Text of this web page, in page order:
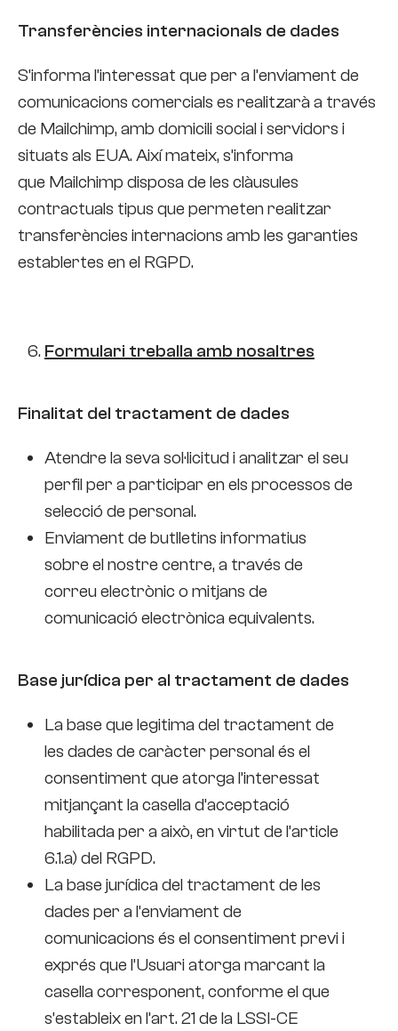
Transferències internacionals de dades
S’informa l’interessat que per a l’enviament de
comunicacions comercials es realitzarà a través
de Mailchimp, amb domicili social i servidors i
situats als EUA. Així mateix, s’informa
que Mailchimp disposa de les clàusules
contractuals tipus que permeten realitzar
transferències internacions amb les garanties
establertes en el RGPD.
Formulari treballa amb nosaltres
Finalitat del tractament de dades
Atendre la seva sol·licitud i analitzar el seu
perfil per a participar en els processos de
selecció de personal.
Enviament de butlletins informatius
sobre el nostre centre, a través de
correu electrònic o mitjans de
comunicació electrònica equivalents.
Base jurídica per al tractament de dades
La base que legitima del tractament de
les dades de caràcter personal és el
consentiment que atorga l’interessat
mitjançant la casella d’acceptació
habilitada per a això, en virtut de l’article
6.1.a) del RGPD.
La base jurídica del tractament de les
dades per a l’enviament de
comunicacions és el consentiment previ i
exprés que l’Usuari atorga marcant la
casella corresponent, conforme el que
s’estableix en l’art. 21 de la LSSI-CE